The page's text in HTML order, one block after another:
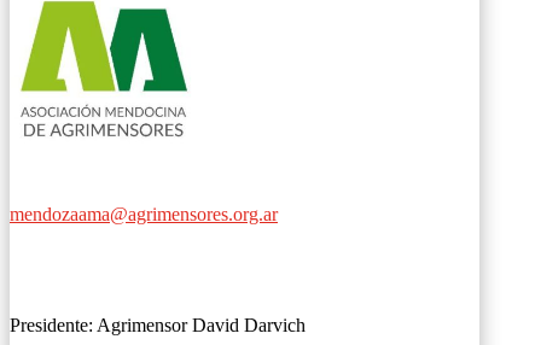
mendozaama@agrimensores.org.ar
Presidente: Agrimensor David Darvich